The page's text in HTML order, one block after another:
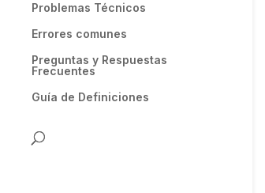
Problemas Técnicos
Errores comunes
Preguntas y Respuestas
Frecuentes
Guía de Definiciones